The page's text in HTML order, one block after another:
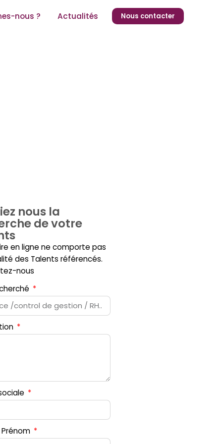
nous ? Actualités Nous contacter
nous la
de votre
en ligne ne comporte pas
des Talents référencés.
nous